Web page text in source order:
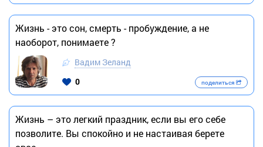
Жизнь - это сон, смерть - пробуждение, а не
наоборот, понимаете ?
Вадим Зеланд
0
поделиться
Жизнь – это легкий праздник, если вы его себе
позволите. Вы спокойно и не настаивая берете